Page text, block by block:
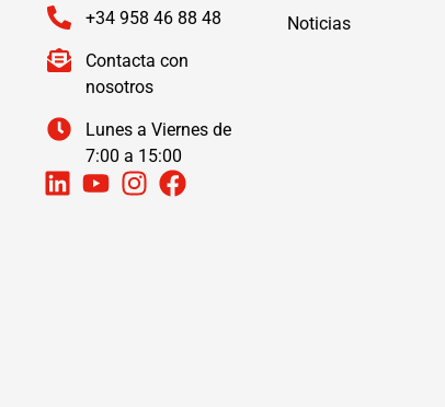
+34 958 46 88 48
Contacta con
nosotros
Lunes a Viernes de
7:00 a 15:00
Noticias